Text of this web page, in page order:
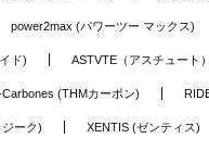
power2max (パワーツー マックス)
ド) ASTVTE（アスチュート）
(THMカーボン)
ーク) XENTIS (ゼンティス)